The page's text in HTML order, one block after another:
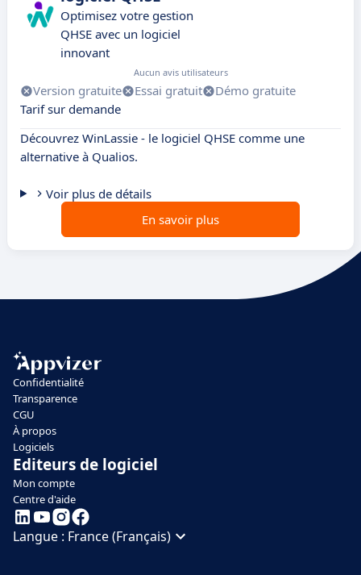
Optimisez votre gestion
QHSE avec un logiciel
innovant
Aucun avis utilisateurs
Version gratuite Essai gratuit
Démo gratuite
Tarif sur demande
Découvrez WinLassie - le logiciel QHSE comme une
alternative à Qualios.
Voir plus de détails
En savoir plus
Confidentialité
Transparence
CGU
À propos
Logiciels
Editeurs de logiciel
Mon compte
Centre d'aide
Langue : France (Français)